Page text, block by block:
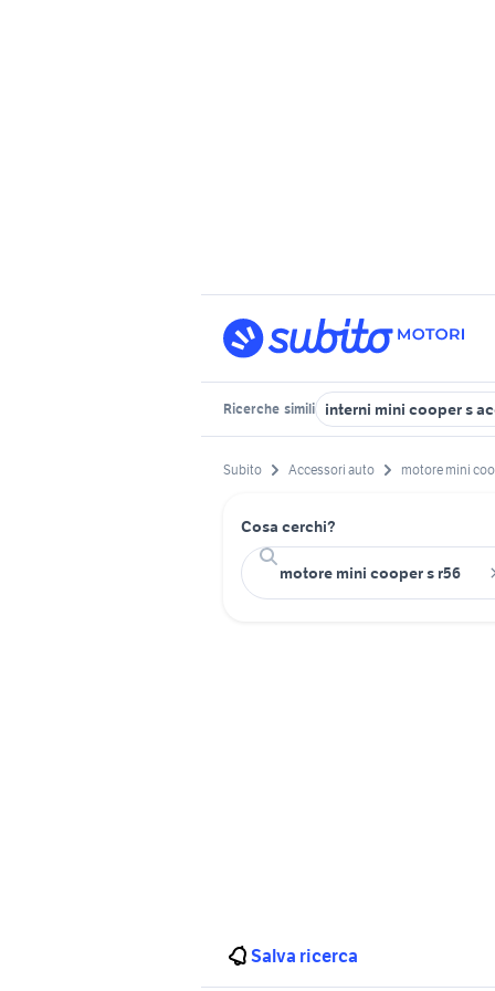
Ricerche simili interni mini cooper s
Subito Accessori auto motore mini
Cosa cerchi?
Salva ricerca